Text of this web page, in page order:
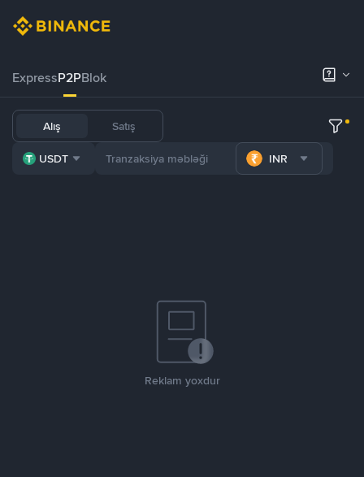
ExpressP2PBlok
Alış Satış
USDT INR
Reklam yoxdur